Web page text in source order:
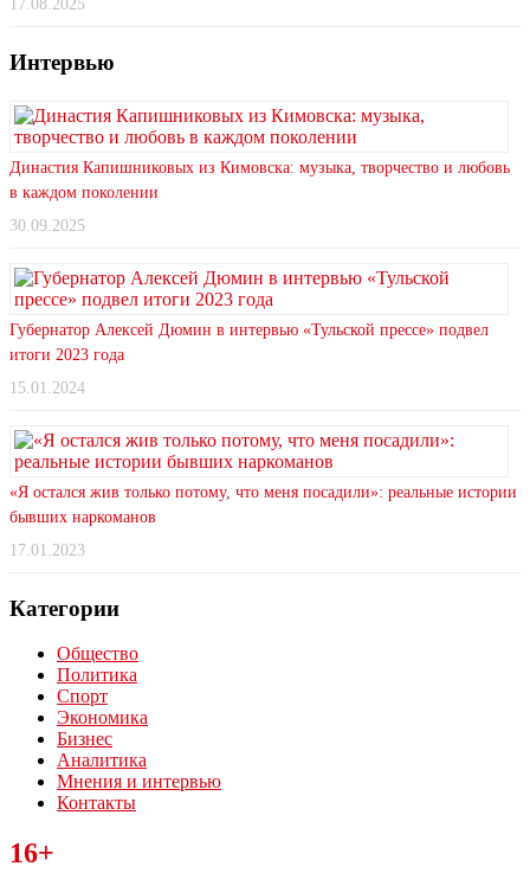
17.08.2025
Интервью
Династия Капишниковых из Кимовска: музыка, творчество и любовь
в каждом поколении
30.09.2025
Губернатор Алексей Дюмин в интервью «Тульской прессе» подвел
итоги 2023 года
15.01.2024
«Я остался жив только потому, что меня посадили»: реальные истории
бывших наркоманов
17.01.2023
Категории
Общество
Политика
Спорт
Экономика
Бизнес
Аналитика
Мнения и интервью
Контакты
Читайте последние новости дня в Тульской области на сайте
“ЗаНовомосковск”
16+